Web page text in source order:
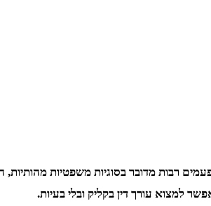
רבות מדובר בסוגיות משפטיות
למצוא עורך דין בקליק ובלי בעיות.